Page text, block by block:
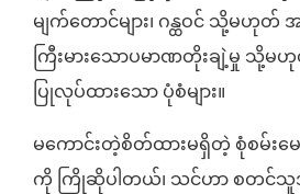
မျက်တောင်များ၊ ဂန္ထဝင် သို့မဟု
ကြီးမားသောပမာဏတိုးချဲ့မှု သို့မ
ပြုလုပ်ထားသော ပုံစံများ။
မကောင်းတဲ့စိတ်ထားမရှိတဲ့ စုံစမ်းမေ
ကို ကြိုဆိုပါတယ်၊ သင်ဟာ စတင်သူအ